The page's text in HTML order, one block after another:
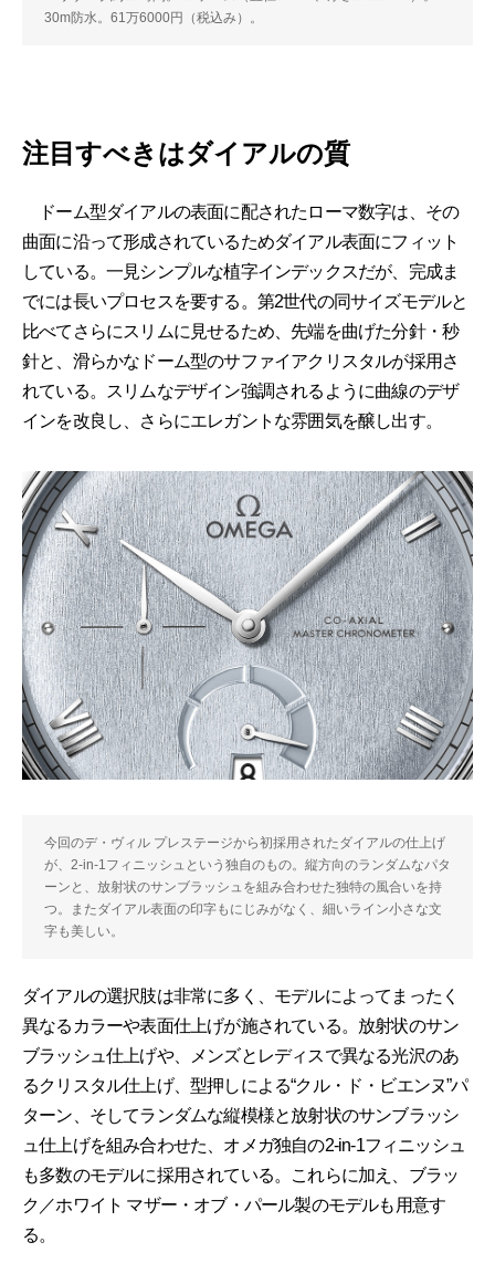
30m防水。61万6000円（税込み）。
注目すべきはダイアルの質
ドーム型ダイアルの表面に配されたローマ数字は、その
曲面に沿って形成されているためダイアル表面にフィット
している。一見シンプルな植字インデックスだが、完成ま
でには長いプロセスを要する。第2世代の同サイズモデルと
比べてさらにスリムに見せるため、先端を曲げた分針・秒
針と、滑らかなドーム型のサファイアクリスタルが採用さ
れている。スリムなデザイン強調されるように曲線のデザ
インを改良し、さらにエレガントな雰囲気を醸し出す。
今回のデ・ヴィル プレステージから初採用されたダイアルの仕上げ
が、2-in-1フィニッシュという独自のもの。縦方向のランダムなパタ
ーンと、放射状のサンブラッシュを組み合わせた独特の風合いを持
つ。またダイアル表面の印字もにじみがなく、細いライン小さな文
字も美しい。
ダイアルの選択肢は非常に多く、モデルによってまったく
異なるカラーや表面仕上げが施されている。放射状のサン
ブラッシュ仕上げや、メンズとレディスで異なる光沢のあ
るクリスタル仕上げ、型押しによる“クル・ド・ビエンヌ”パ
ターン、そしてランダムな縦模様と放射状のサンブラッシ
ュ仕上げを組み合わせた、オメガ独自の2-in-1フィニッシュ
も多数のモデルに採用されている。これらに加え、ブラッ
ク／ホワイト マザー・オブ・パール製のモデルも用意す
る。